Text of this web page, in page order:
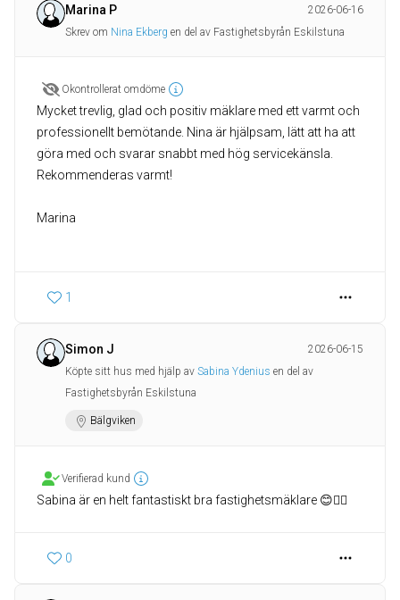
Marina P
2026-06-16
Skrev om Nina Ekberg en del av Fastighetsbyrån Eskilstuna
Okontrollerat omdöme
Mycket trevlig, glad och positiv mäklare med ett varmt och
professionellt bemötande. Nina är hjälpsam, lätt att ha att
göra med och svarar snabbt med hög servicekänsla.
Rekommenderas varmt!
Marina
1
Simon J
2026-06-15
Köpte sitt hus med hjälp av Sabina Ydenius en del av
Fastighetsbyrån Eskilstuna
Bälgviken
Verifierad kund
Sabina är en helt fantastiskt bra fastighetsmäklare 😊👍🏻
0